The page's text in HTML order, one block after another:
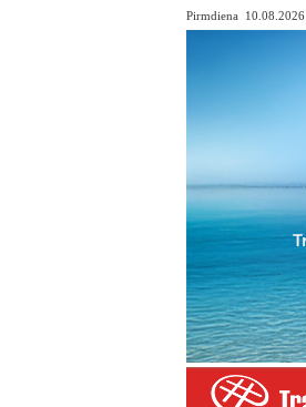
Pirmdiena 10.08.2026